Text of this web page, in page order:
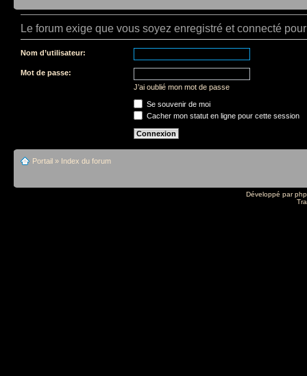
Le forum exige que vous soyez enregistré et connecté
Nom d’utilisateur:
Mot de passe:
J’ai oublié mon mot de passe
Se souvenir de moi
Cacher mon statut en ligne pour cette session
Portail » Index du forum
Développé par